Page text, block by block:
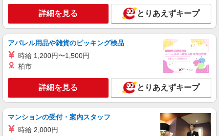
詳細を見る とりあえずキープ
アパレル用品や雑貨のピッキング検品
時給 1,200円〜1,500円
柏市
詳細を見る とりあえずキープ
マンションの受付・案内スタッフ
時給 2,000円